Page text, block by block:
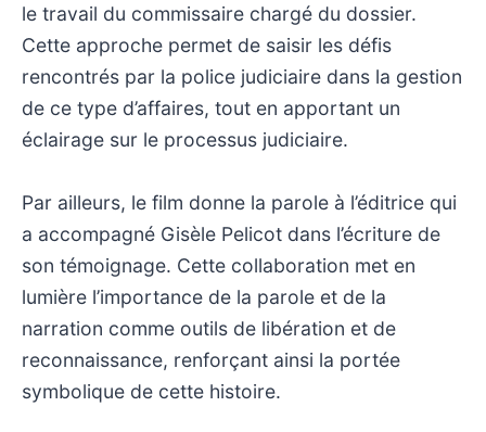
le travail du commissaire chargé du dossier.
Cette approche permet de saisir les défis
rencontrés par la police judiciaire dans la gestion
de ce type d’affaires, tout en apportant un
éclairage sur le processus judiciaire.
Par ailleurs, le film donne la parole à l’éditrice qui
a accompagné Gisèle Pelicot dans l’écriture de
son témoignage. Cette collaboration met en
lumière l’importance de la parole et de la
narration comme outils de libération et de
reconnaissance, renforçant ainsi la portée
symbolique de cette histoire.